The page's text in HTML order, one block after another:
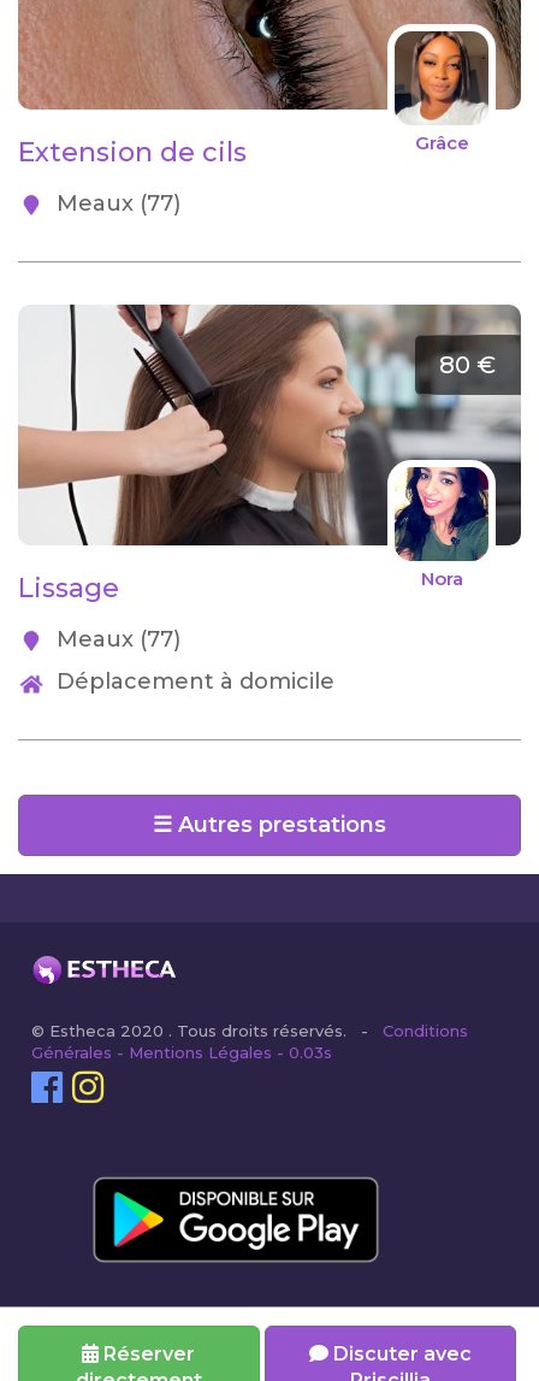
Réserver
Discuter avec
Grâce
Extension de cils
Meaux (77)
80 €
Nora
Lissage
Meaux (77)
Déplacement à domicile
☰ Autres prestations
© Estheca 2020 . Tous droits réservés. -Conditions
Générales - Mentions Légales - 0.03s